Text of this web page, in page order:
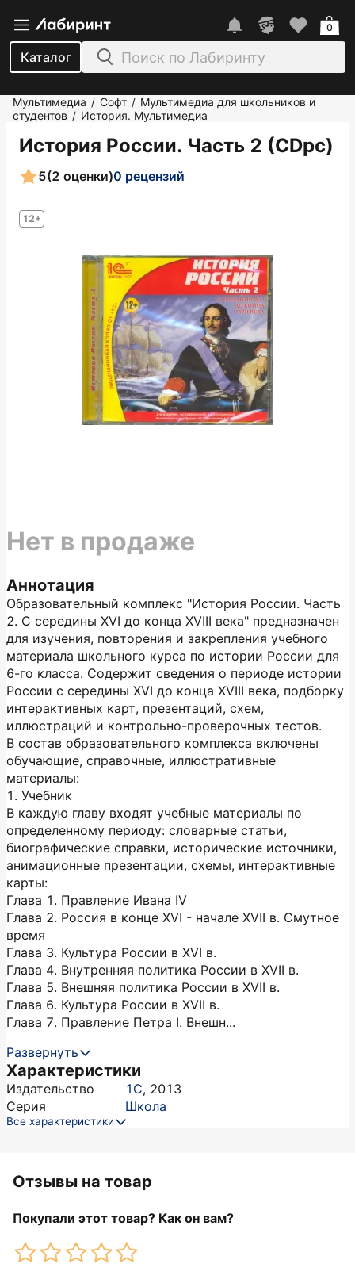
Каталог
0
Мультимедиа / Софт / Мультимедиа для школьников и
студентов / История. Мультимедиа
История России. Часть 2 (CDpc)
12+
5(2 оценки)0 рецензий
Аннотация
Образовательный комплекс "История России. Часть
2. С середины XVI до конца XVIII века" предназначен
для изучения, повторения и закрепления учебного
материала школьного курса по истории России для
6-го класса. Содержит сведения о периоде истории
России с середины XVI до конца XVIII века, подборку
интерактивных карт, презентаций, схем,
иллюстраций и контрольно-проверочных тестов.
В состав образовательного комплекса включены
обучающие, справочные, иллюстративные
материалы:
1. Учебник
В каждую главу входят учебные материалы по
определенному периоду: словарные статьи,
биографические справки, исторические источники,
анимационные презентации, схемы, интерактивные
карты:
Глава 1. Правление Ивана IV
Глава 2. Россия в конце XVI - начале XVII в. Смутное
время
Глава 3. Культура России в XVI в.
Глава 4. Внутренняя политика России в XVII в.
Глава 5. Внешняя политика России в XVII в.
Глава 6. Культура России в XVII в.
Глава 7. Правление Петра I. Внешн...
Развернуть
Характеристики
Издательство 1С, 2013
Серия
Школа
Все характеристики
Нет в продаже
Отзывы на товар
Покупали этот товар? Как он вам?